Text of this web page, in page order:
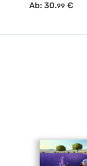
Ab: 30.99 €